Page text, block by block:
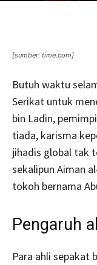
[sumber: time.com]
Butuh waktu
Serikat untuk
bin Ladin,
tiada, karisma
jihadis global tak
sekalipun Aiman
tokoh bernama
Pengaruh
Para ahli sepakat